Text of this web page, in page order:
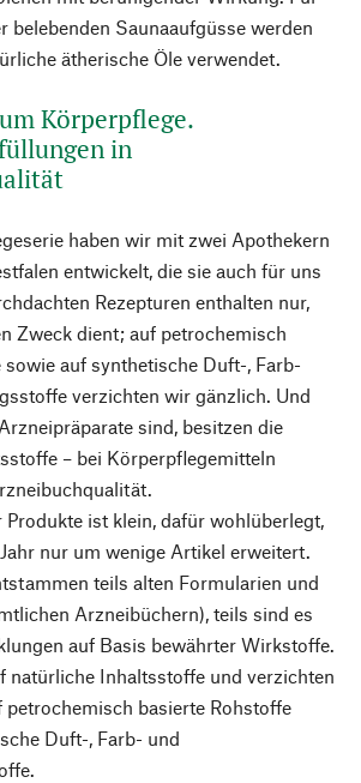
belebenden Saunaaufgüsse werden
ätherische Öle verwendet.
Körperpflege.
in
haben wir mit zwei Apothekern
entwickelt, die sie auch für uns
Rezepturen enthalten nur,
Zweck dient; auf petrochemisch
sowie auf synthetische Duft-, Farb-
verzichten wir gänzlich. Und
sind, besitzen die
– bei Körperpflegemitteln
ist klein, dafür wohlüberlegt,
nur um wenige Artikel erweitert.
teils alten Formularien und
Arzneibüchern), teils sind es
auf Basis bewährter Wirkstoffe.
natürliche Inhaltsstoffe und verzichten
petrochemisch basierte Rohstoffe
Duft-, Farb- und